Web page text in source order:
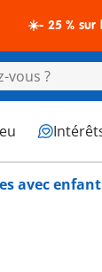
☀️- 25 % sur
avec